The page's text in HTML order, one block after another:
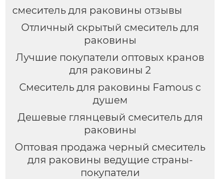
смеситель для раковины отзывы
Отличный скрытый смеситель для
раковины
Лучшие покупатели оптовых кранов
для раковины 2
Смеситель для раковины Famous с
душем
Дешевые глянцевый смеситель для
раковины
Оптовая продажа черный смеситель
для раковины ведущие страны-
покупатели